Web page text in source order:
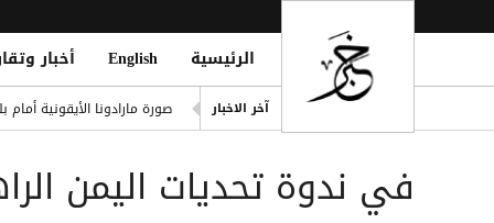
الرئيسية English أخبار
آخر الاخبار
صورة مارادونا الأيقونية
in Strait of Hormuz; Crew Safe
انفجاران قرب ناقلة في
في ندوة تحديات اليمن